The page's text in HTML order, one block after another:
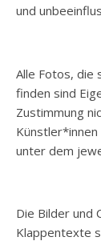
und
Alle Fotos, die
finden sind
Zustimmung
unter dem
Die Bilder und
Klappentexte